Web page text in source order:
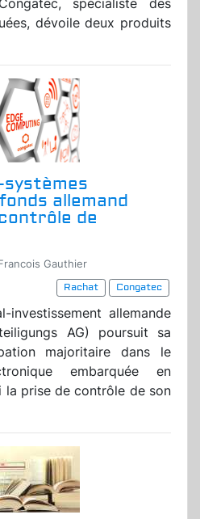
spécialiste des
dévoile deux produits
allemand
de
Gauthier
Rachat
Congatec
allemande
AG) poursuit sa
majoritaire dans le
embarquée en
la prise de contrôle de son